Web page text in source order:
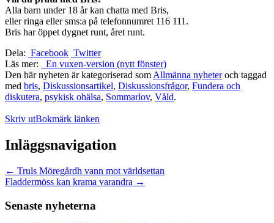
Alla barn under 18 år kan chatta med Bris,
eller ringa eller sms:a på telefonnumret 116 111.
Bris har öppet dygnet runt, året runt.
Dela: Facebook Twitter
Läs mer:
En vuxen-version (nytt fönster)
Den här nyheten är kategoriserad som Allmänna nyheteroch taggad
med bris, Diskussionsartikel, Diskussionsfrågor, Fundera och
diskutera, psykisk ohälsa, Sommarlov, Våld.
Skriv utBokmärk länken
Inläggsnavigation
← Truls Möregårdh vann mot världsettan
Fladdermöss kan krama varandra →
Senaste nyheterna